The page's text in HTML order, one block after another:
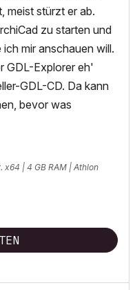
meist stürzt er ab.
zu starten und
mir anschauen will.
GDL-Explorer eh'
GDL-CD. Da kann
bevor was
x64 | 4 GB RAM | Athlon